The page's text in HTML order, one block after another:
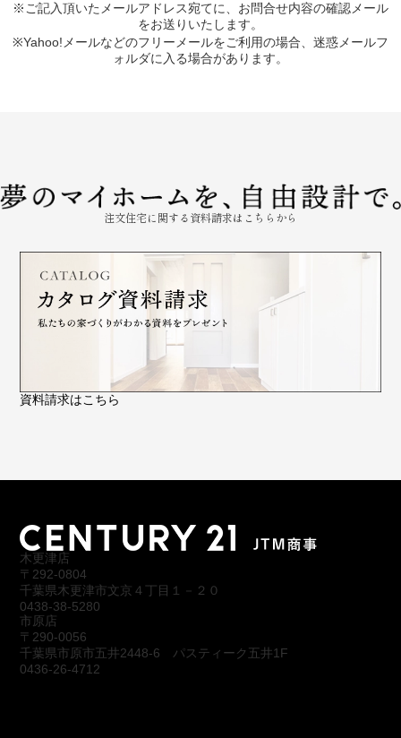
※ご記入頂いたメールアドレス宛てに、お問合せ内容の確認メール
をお送りいたします。
※Yahoo!メールなどのフリーメールをご利用の場合、迷惑メールフ
ォルダに入る場合があります。
注文住宅に関する資料請求はこちらから
資料請求はこちら
木更津店
〒292-0804
千葉県木更津市文京４丁目１－２０
0438-38-5280
市原店
〒290-0056
千葉県市原市五井2448-6 パスティーク五井1F
0436-26-4712